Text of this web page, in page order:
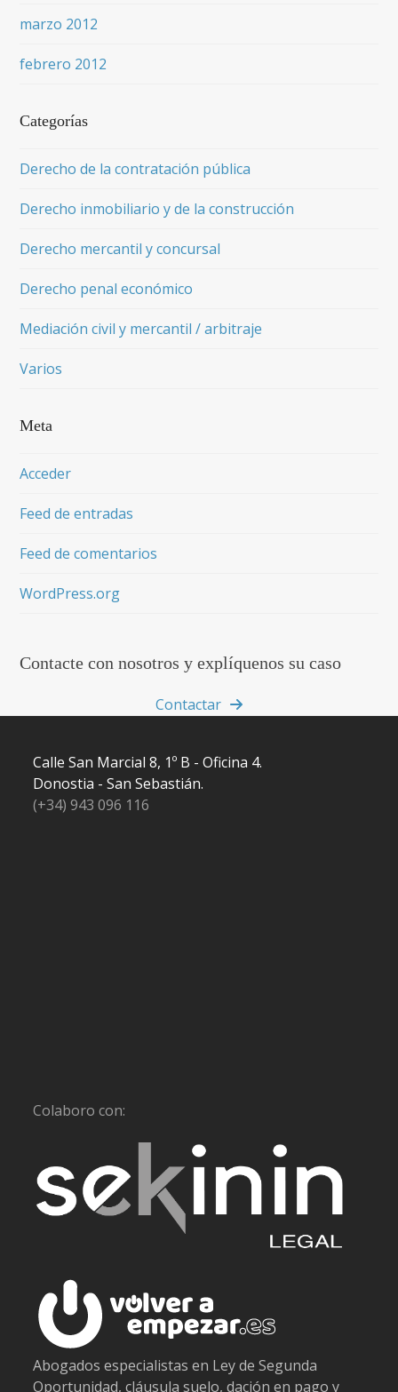
marzo 2012
febrero 2012
Categorías
Derecho de la contratación pública
Derecho inmobiliario y de la construcción
Derecho mercantil y concursal
Derecho penal económico
Mediación civil y mercantil / arbitraje
Varios
Meta
Acceder
Feed de entradas
Feed de comentarios
WordPress.org
Contacte con nosotros y explíquenos su caso
Contactar
Calle San Marcial 8, 1º B - Oficina 4.
Donostia - San Sebastián.
(+34) 943 096 116
Colaboro con:
Abogados especialistas en Ley de Segunda
Oportunidad, cláusula suelo, dación en pago y